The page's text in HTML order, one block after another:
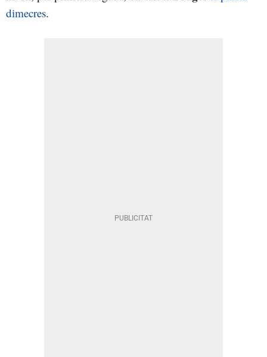
dimecres.